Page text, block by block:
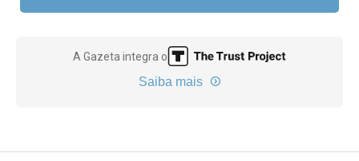
A Gazeta integra o
Saiba mais